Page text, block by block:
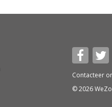
Contacteer
© 2026